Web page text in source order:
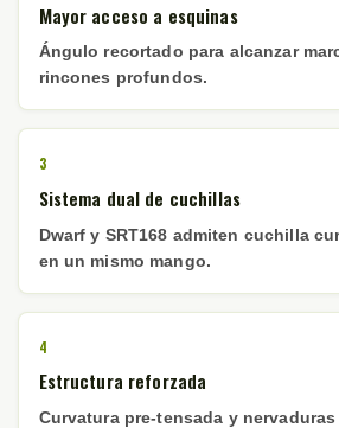
Mayor acceso a esquinas
Ángulo recortado para alcanzar
rincones profundos.
3
Sistema dual de cuchillas
Dwarf y SRT168 admiten cuchilla
en un mismo mango.
4
Estructura reforzada
Curvatura pre-tensada y nervaduras